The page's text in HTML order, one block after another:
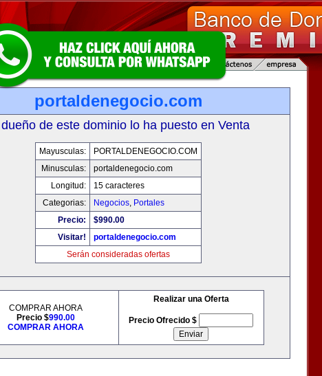
portaldenegocio.com
de este dominio lo ha puesto en Venta
Mayusculas:
PORTALDENEGOCIO.COM
Minusculas:
portaldenegocio.com
Longitud:
15 caracteres
Categorias:
Negocios, Portales
Precio:
$990.00
Visitar!
portaldenegocio.com
Serán consideradas ofertas
COMPRAR AHORA
Precio $990.00
COMPRAR AHORA
Realizar una Oferta
Precio Ofrecido $